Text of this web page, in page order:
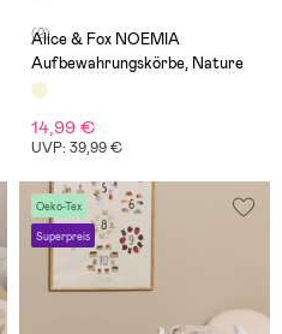
(2)
Alice & Fox NOEMIA
Aufbewahrungskörbe, Nature
14,99 €
UVP: 39,99 €
Oeko-Tex
Superpreis